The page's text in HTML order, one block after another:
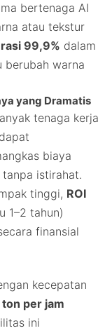
bertenaga AI
atau tekstur
99,9% dalam
berubah warna
yang Dramatis
tenaga kerja
biaya
istirahat.
tinggi, ROI
1–2 tahun)
finansial
kecepatan
per jam
ini